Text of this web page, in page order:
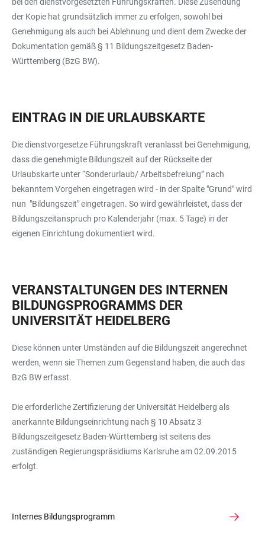
der Kopie hat grundsätzlich immer zu erfolgen, sowohl bei
Genehmigung als auch bei Ablehnung und dient dem Zwecke der
Dokumentation gemäß § 11 Bildungszeitgesetz Baden-
Württemberg (BzG BW).
EINTRAG IN DIE URLAUBSKARTE
Die dienstvorgesetze Führungskraft veranlasst bei Genehmigung,
dass die genehmigte Bildungszeit auf der Rückseite der
Urlaubskarte unter “Sonderurlaub/ Arbeitsbefreiung” nach
bekanntem Vorgehen eingetragen wird - in der Spalte "Grund" wird
nun "Bildungszeit" eingetragen. So wird gewährleistet, dass der
Bildungszeitanspruch pro Kalenderjahr (max. 5 Tage) in der
eigenen Einrichtung dokumentiert wird.
VERANSTALTUNGEN DES INTERNEN
BILDUNGSPROGRAMMS DER
UNIVERSITÄT HEIDELBERG
Diese können unter Umständen auf die Bildungszeit angerechnet
werden, wenn sie Themen zum Gegenstand haben, die auch das
BzG BW erfasst.
Die erforderliche Zertifizierung der Universität Heidelberg als
anerkannte Bildungseinrichtung nach § 10 Absatz 3
Bildungszeitgesetz Baden-Württemberg ist seitens des
zuständigen Regierungspräsidiums Karlsruhe am 02.09.2015
erfolgt.
Internes Bildungsprogramm